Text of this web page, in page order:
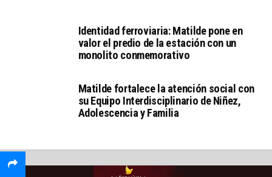
Identidad ferroviaria: Matilde pone en
valor el predio de la estación con un
monolito conmemorativo
Matilde fortalece la atención social con
su Equipo Interdisciplinario de Niñez,
Adolescencia y Familia